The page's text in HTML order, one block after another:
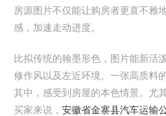
房源图片不仅能让购房者更直不雅
感，加速走动进度。
比拟传统的翰墨形色，图片能新活
修作风以及左近环境。一张高质料
其中，感受到房屋的本色情景。尤
买家来说， 安徽省金寨县汽车运输